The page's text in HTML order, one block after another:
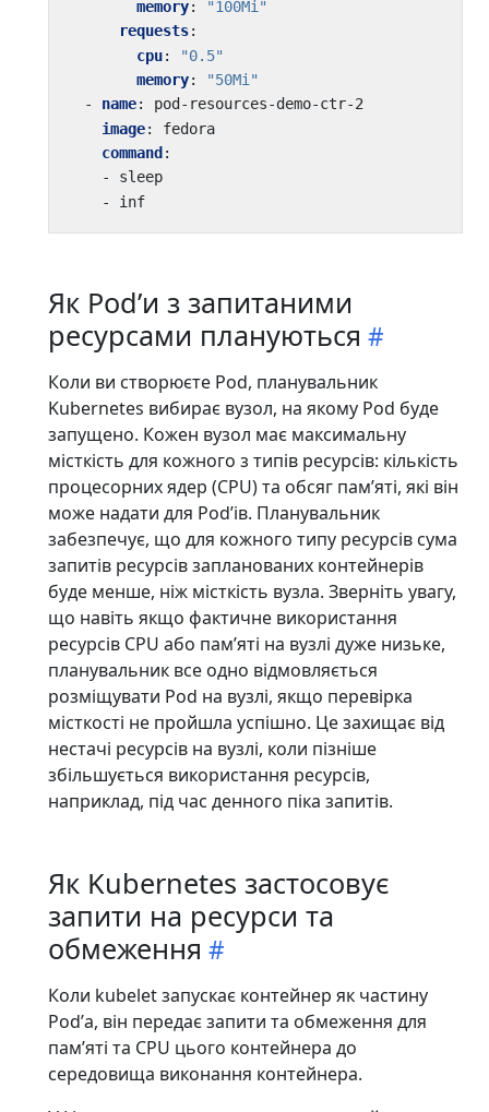
memory:
"100Mi"
requests:
cpu:
"0.5"
memory:
"50Mi"
- name:
pod-resources-demo-ctr-2
image:
fedora
command :
- sleep
- inf
Як Podʼи з запитаними
ресурсами плануються
Коли ви створюєте Pod, планувальник
Kubernetes вибирає вузол, на якому Pod буде
запущено. Кожен вузол має максимальну
місткість для кожного з типів ресурсів: кількість
процесорних ядер (CPU) та обсяг памʼяті, які він
може надати для Podʼів. Планувальник
забезпечує, що для кожного типу ресурсів сума
запитів ресурсів запланованих контейнерів
буде менше, ніж місткість вузла. Зверніть увагу,
що навіть якщо фактичне використання
ресурсів CPU або памʼяті на вузлі дуже низьке,
планувальник все одно відмовляється
розміщувати Pod на вузлі, якщо перевірка
місткості не пройшла успішно. Це захищає від
нестачі ресурсів на вузлі, коли пізніше
збільшується використання ресурсів,
наприклад, під час денного піка запитів.
Як Kubernetes застосовує
запити на ресурси та
обмеження
Коли kubelet запускає контейнер як частину
Podʼа, він передає запити та обмеження для
памʼяті та CPU цього контейнера до
середовища виконання контейнера.